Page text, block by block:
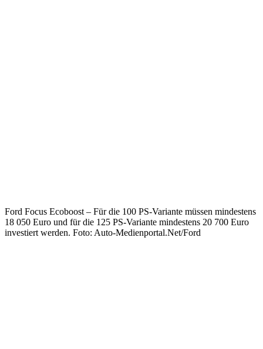
Ford Focus Ecoboost – Für die 100 PS-Variante müssen mindestens
18 050 Euro und für die 125 PS-Variante mindestens 20 700 Euro
investiert werden. Foto: Auto-Medienportal.Net/Ford